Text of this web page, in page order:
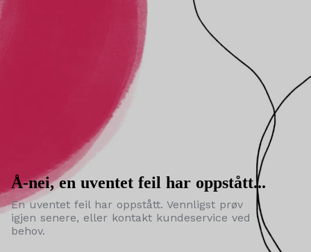
Å-nei, en uventet feil har oppstått...
En uventet feil har oppstått. Vennligst prøv
igjen senere, eller kontakt kundeservice ved
behov.